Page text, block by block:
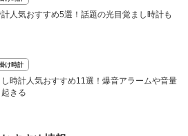
人気おすすめ5選！話題の光目覚まし時計も
け時計
時計人気おすすめ11選！爆音アラームや音量
きる